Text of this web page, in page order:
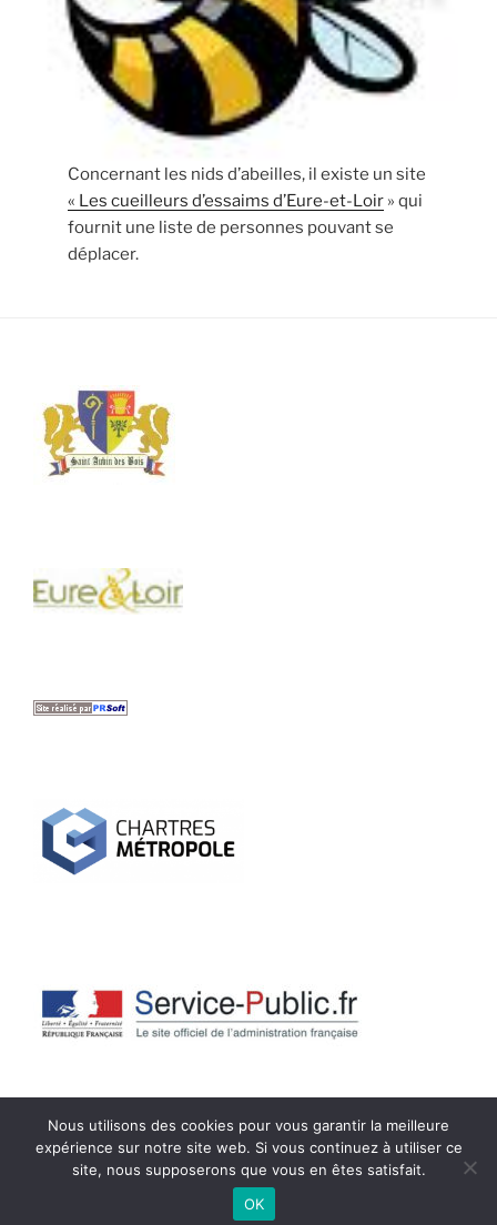
Concernant les nids d’abeilles, il existe un site
« Les cueilleurs d’essaims d’Eure-et-Loir » qui
fournit une liste de personnes pouvant se
déplacer.
Mentions Légales Fièrement propulsé par WordPress
Nous utilisons des cookies pour vous garantir la meilleure
expérience sur notre site web. Si vous continuez à utiliser ce
site, nous supposerons que vous en êtes satisfait.
OK